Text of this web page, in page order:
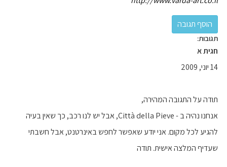
תגובות:
חגית א
14 יוני, 2009
תודה על התגובה המהירה,
אנחנו נהיה ב - Città della Pieve, אבל יש לנו רכב, כך שאין בעיה
להגיע לכל מקום. אני יודע שאפשר לחפש באינרטנט, אבל חשבתי
שעדיף המלצה אישית. תודה